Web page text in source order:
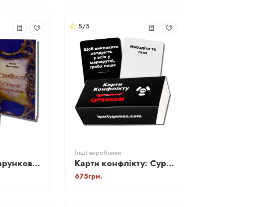
Великий подарунковий набір - Карти ТАРО Сімболон (Symbolon)
5/5
Інші виробники
Карти конфлікту: Суржиком
675грн.